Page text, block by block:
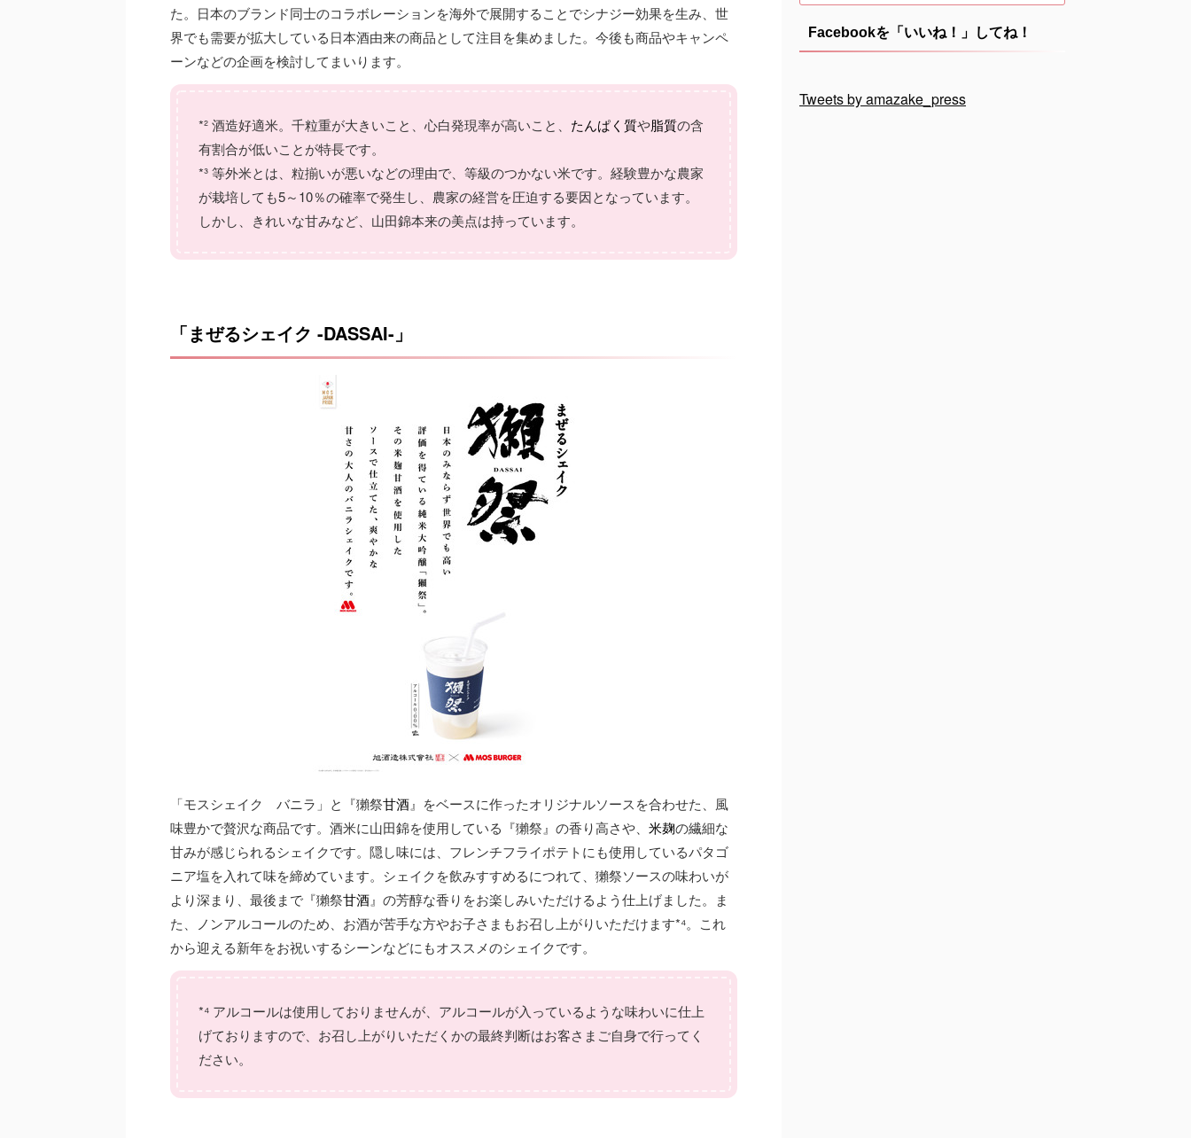
た。日本のブランド同士のコラボレーションを海外で展開することでシナジー効果を生み、世
界でも需要が拡大している日本酒由来の商品として注目を集めました。今後も商品やキャンペ
ーンなどの企画を検討してまいります。
*² 酒造好適米。千粒重が大きいこと、心白発現率が高いこと、 たんぱく質や脂質の含
有割合が低いことが特長です。
*³ 等外米とは、粒揃いが悪いなどの理由で、等級のつかない米です。経験豊かな農家
が栽培しても5～10％の確率で発生し、農家の経営を圧迫する要因となっています。
しかし、きれいな甘みなど、山田錦本来の美点は持っています。
「まぜるシェイク -DASSAI-」
「モスシェイク バニラ」と『獺祭甘酒』をベースに作ったオリジナルソースを合わせた、風
味豊かで贅沢な商品です。酒米に山田錦を使用している『獺祭』の香り高さや、 米麹の繊細な
甘みが感じられるシェイクです。隠し味には、フレンチフライポテトにも使用しているパタゴ
ニア塩を入れて味を締めています。シェイクを飲みすすめるにつれて、獺祭ソースの味わいが
より深まり、最後まで『獺祭甘酒』の芳醇な香りをお楽しみいただけるよう仕上げました。ま
た、ノンアルコールのため、お酒が苦手な方やお子さまもお召し上がりいただけます*⁴。これ
から迎える新年をお祝いするシーンなどにもオススメのシェイクです。
*⁴ アルコールは使用しておりませんが、アルコールが入っているような味わいに仕上
げておりますので、お召し上がりいただくかの最終判断はお客さまご自身で行ってく
ださい。
Facebookを「いいね！」してね！
Tweets by amazake_press